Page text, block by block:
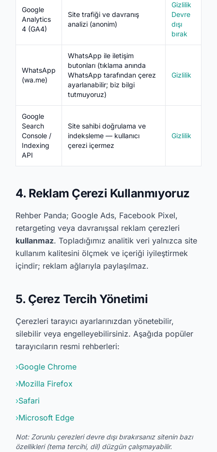
Google
Analytics
4 (GA4)
Site trafiği ve davranış
analizi (anonim)
Gizlilik
Devre
dışı
bırak
WhatsApp
(wa.me)
WhatsApp ile iletişim
butonları (tıklama anında
WhatsApp tarafından çerez
ayarlanabilir; biz bilgi
tutmuyoruz)
Gizlilik
Google
Search
Console /
Indexing
API
Site sahibi doğrulama ve
indeksleme — kullanıcı
çerezi içermez
Gizlilik
4. Reklam Çerezi Kullanmıyoruz
Rehber Panda; Google Ads, Facebook Pixel,
retargeting veya davranışsal reklam çerezleri
kullanmaz. Topladığımız analitik veri yalnızca site
kullanım kalitesini ölçmek ve içeriği iyileştirmek
içindir; reklam ağlarıyla paylaşılmaz.
5. Çerez Tercih Yönetimi
Çerezleri tarayıcı ayarlarınızdan yönetebilir,
silebilir veya engelleyebilirsiniz. Aşağıda popüler
tarayıcıların resmi rehberleri:
›Google Chrome
›Mozilla Firefox
›Safari
›Microsoft Edge
Not: Zorunlu çerezleri devre dışı bırakırsanız sitenin bazı
özellikleri (tema tercihi, dil) düzgün çalışmayabilir.